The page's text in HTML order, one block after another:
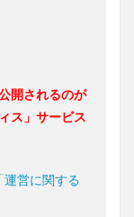
開されるのが
ス」サービス
運営に関する